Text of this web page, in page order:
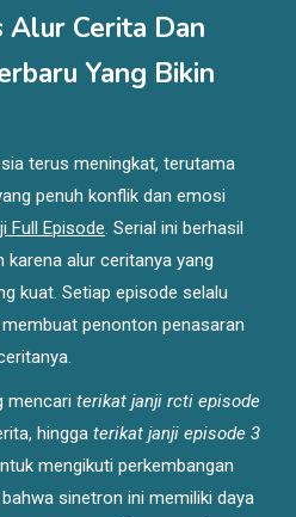
Alur Cerita Dan
Yang Bikin
terus meningkat, terutama
penuh konflik dan emosi
Full Episode. Serial ini berhasil
alur ceritanya yang
kuat. Setiap episode selalu
penonton penasaran
mencari terikat janji rcti episode
hingga terikat janji episode 3
mengikuti perkembangan
sinetron ini memiliki daya